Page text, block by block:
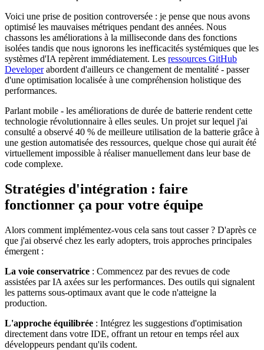
Voici une prise de position controversée : je pense que nous avons
optimisé les mauvaises métriques pendant des années. Nous
chassons les améliorations à la milliseconde dans des fonctions
isolées tandis que nous ignorons les inefficacités systémiques que les
systèmes d'IA repèrent immédiatement. Les ressources GitHub
Developerabordent d'ailleurs ce changement de mentalité - passer
d'une optimisation localisée à une compréhension holistique des
performances.
Parlant mobile - les améliorations de durée de batterie rendent cette
technologie révolutionnaire à elles seules. Un projet sur lequel j'ai
consulté a observé 40 % de meilleure utilisation de la batterie grâce à
une gestion automatisée des ressources, quelque chose qui aurait été
virtuellement impossible à réaliser manuellement dans leur base de
code complexe.
Stratégies d'intégration : faire
fonctionner ça pour votre équipe
Alors comment implémentez-vous cela sans tout casser ? D'après ce
que j'ai observé chez les early adopters, trois approches principales
émergent :
La voie conservatrice : Commencez par des revues de code
assistées par IA axées sur les performances. Des outils qui signalent
les patterns sous-optimaux avant que le code n'atteigne la
production.
L'approche équilibrée : Intégrez les suggestions d'optimisation
directement dans votre IDE, offrant un retour en temps réel aux
développeurs pendant qu'ils codent.